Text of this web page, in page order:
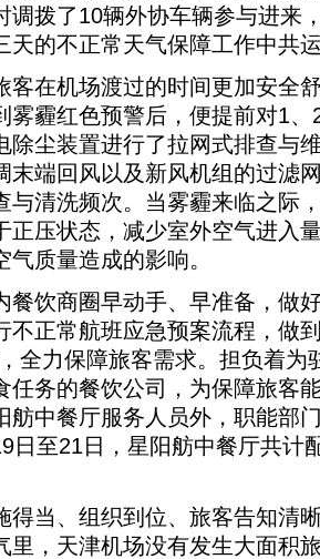
调拨了10辆外协车辆参与进来
天的不正常天气保障工作中共
在机场渡过的时间更加安全
雾霾红色预警后，便提前对1
除尘装置进行了拉网式排查与
末端回风以及新风机组的过滤
与清洗频次。当雾霾来临之际
正压状态，减少室外空气进入
气质量造成的影响。
饮商圈早动手、早准备，做
不正常航班应急预案流程，做
全力保障旅客需求。担负着为
任务的餐饮公司，为保障旅客
舫中餐厅服务人员外，职能部
日至21日，星阳舫中餐厅共计
当、组织到位、旅客告知清
里，天津机场没有发生大面积